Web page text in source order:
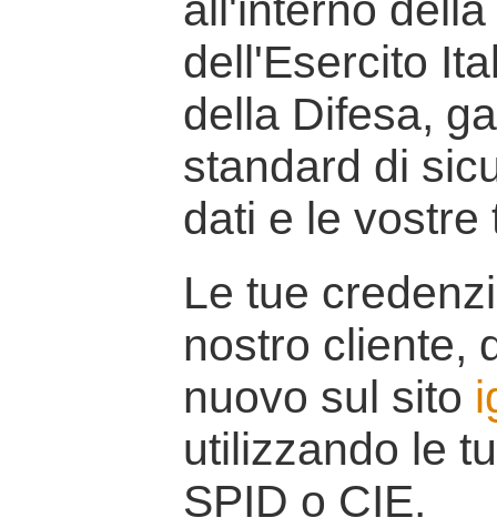
dell'Esercito
della Difesa,
standard di
dati e le vostre
Le tue
nostro cliente,
nuovo sul sito
utilizzando le
SPID o CIE.